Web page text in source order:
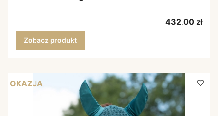
Cena
432,00 zł
Zobacz produkt
OKAZJA